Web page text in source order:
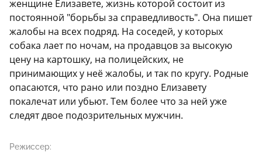
женщине Елизавете, жизнь которой состоит из
постоянной "борьбы за справедливость". Она пишет
жалобы на всех подряд. На соседей, у которых
собака лает по ночам, на продавцов за высокую
цену на картошку, на полицейских, не
принимающих у неё жалобы, и так по кругу. Родные
опасаются, что рано или поздно Елизавету
покалечат или убьют. Тем более что за ней уже
следят двое подозрительных мужчин.
Режиссер: